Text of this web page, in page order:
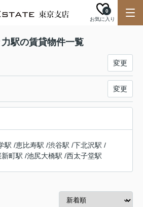
お気に入り
0
駅の賃貸物件一覧
変更
変更
駅 /恵比寿駅 /渋谷駅 /下北沢駅 /
新町駅 /池尻大橋駅 /西太子堂駅